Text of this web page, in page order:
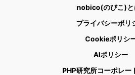
nobico(のびこ)と
プライバシーポリ
Cookieポリシ
AIポリシー
PHP研究所コーポレー